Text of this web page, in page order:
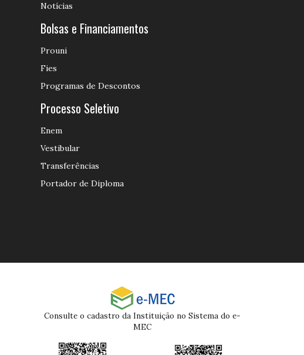
Notícias
Bolsas e Financiamentos
Prouni
Fies
Programas de Descontos
Processo Seletivo
Enem
Vestibular
Transferências
Portador de Diploma
Consulte o cadastro da Instituição no Sistema do e-
MEC